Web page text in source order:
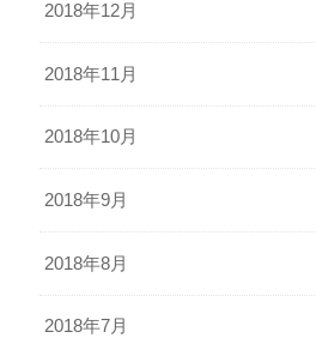
2018年12月
2018年11月
2018年10月
2018年9月
2018年8月
2018年7月